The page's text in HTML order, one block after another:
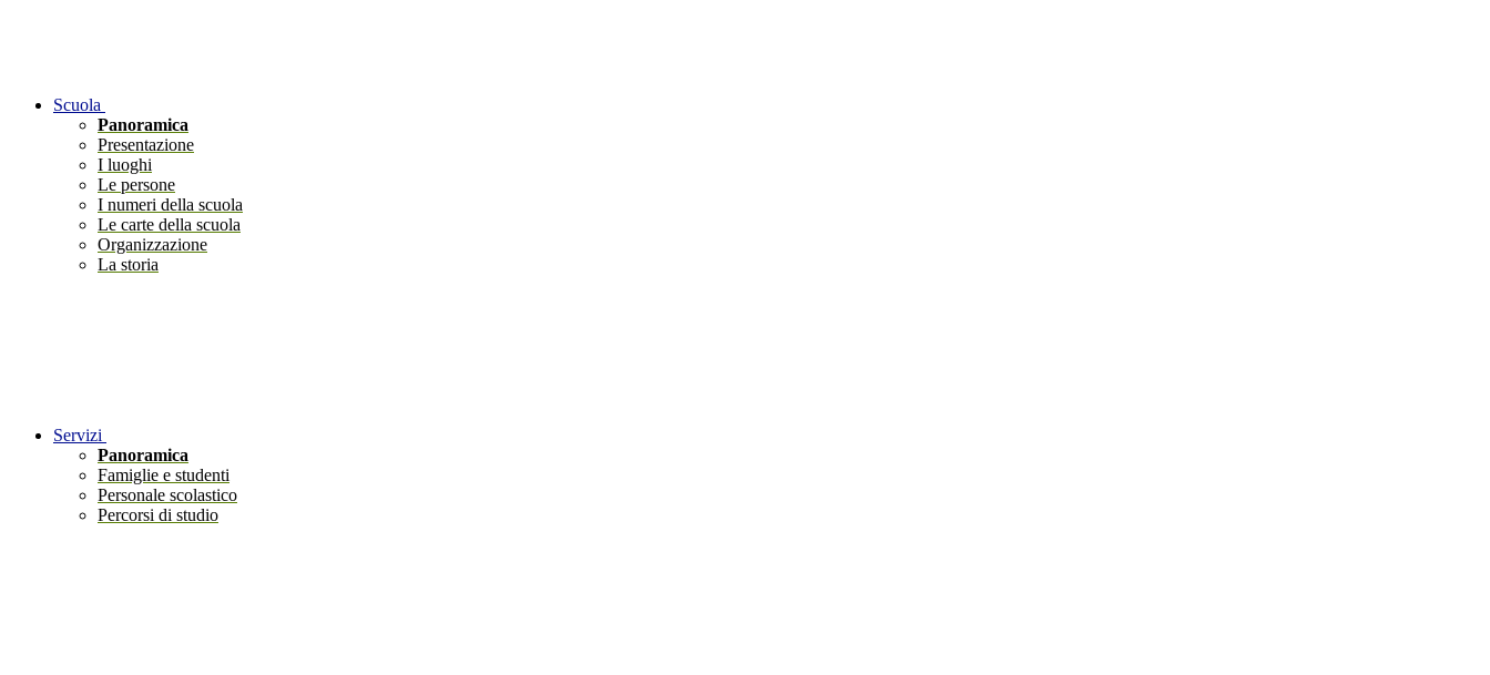
Scuola
Panoramica
Presentazione
I luoghi
Le persone
I numeri della scuola
Le carte della scuola
Organizzazione
La storia
Servizi
Panoramica
Famiglie e studenti
Personale scolastico
Percorsi di studio